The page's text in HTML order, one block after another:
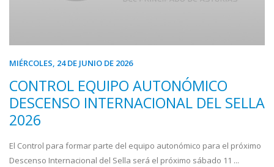
MIÉRCOLES, 24 DE JUNIO DE 2026
CONTROL EQUIPO AUTONÓMICO
DESCENSO INTERNACIONAL DEL SELLA
2026
El Control para formar parte del equipo autonómico para el próximo
Descenso Internacional del Sella será el próximo sábado 11 ...